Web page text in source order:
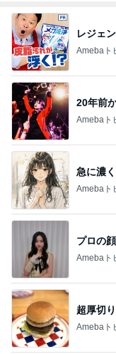
レジェ
Amebaト
20年前
Amebaト
急に濃
Amebaト
プロの
Amebaト
超厚切
Amebaト